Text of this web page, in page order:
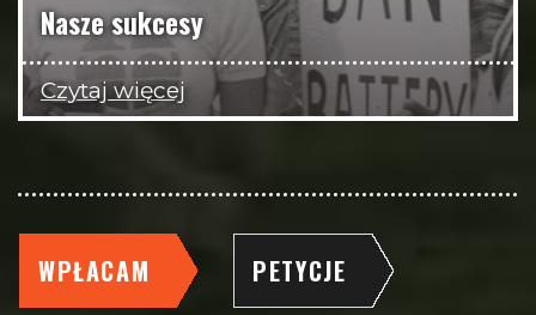
Nasze sukcesy
Czytaj więcej
WPŁACAM PETYCJE